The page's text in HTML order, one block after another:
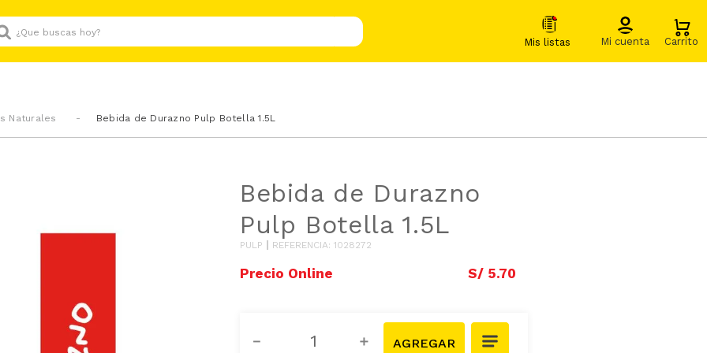
buscas hoy?
Naturales Bebida de Durazno Pulp Botella 1.5L
Bebida de Durazno
Pulp Botella 1.5L
PULP REFERENCIA: 1028272
S/ 5.70
＋
－